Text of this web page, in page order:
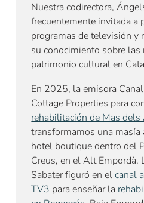
Nuestra codirectora,
frecuentemente invitada a
programas de televisión y
su conocimiento sobre
patrimonio cultural en
En 2025, la emisora
Cottage Properties para
rehabilitación de Mas dels
transformamos una masía
hotel boutique dentro del
Creus, en el Alt Empordà.
Sabater figuró en elcanal
TV3 para enseñar la